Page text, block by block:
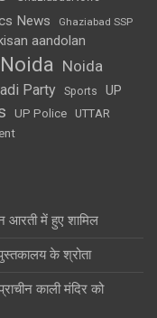
News Ghaziabad SSP
aandolan
Noida Noida
Party Sports
UP
UP Police
UTTAR
आरती में हुए शामिल
के श्रोता
काली मंदिर को